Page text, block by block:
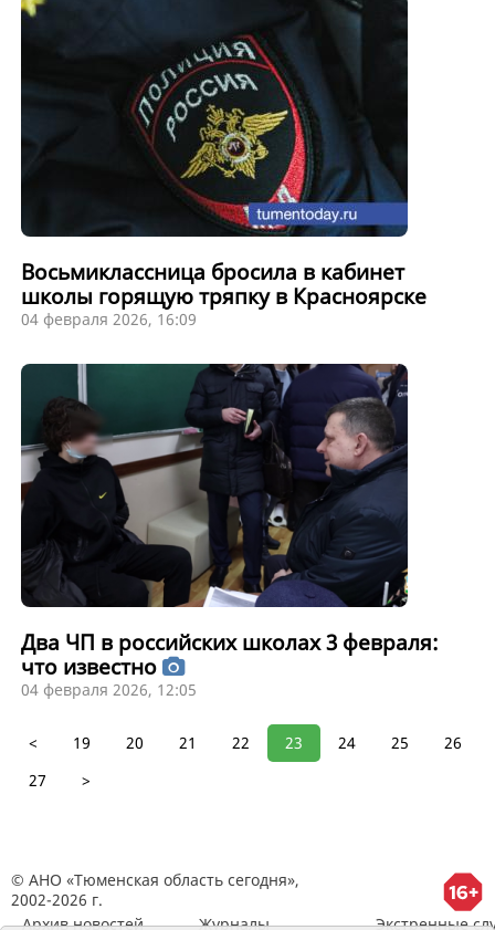
Восьмиклассница бросила в кабинет
школы горящую тряпку в Красноярске
04 февраля 2026, 16:09
Два ЧП в российских школах 3 февраля:
что известно
04 февраля 2026, 12:05
< 19 20 21 22 23 24 25
26
27
>
© АНО «Тюменская область сегодня»,
2002-2026 г.
Архив новостей
Журналы Экстренные